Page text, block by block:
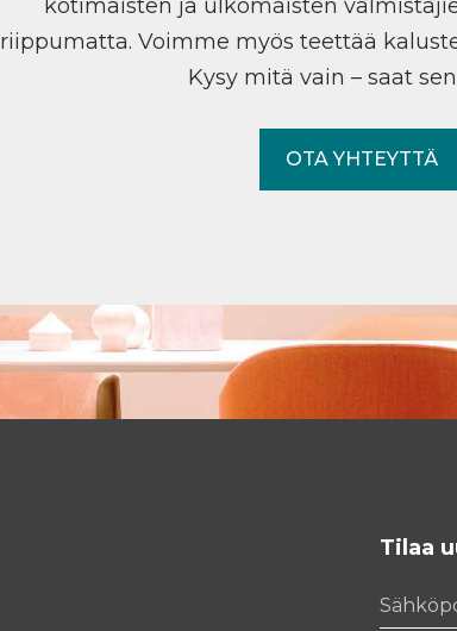
kotimaisten ja ulkomaisten
riippumatta. Voimme myös teettää
Kysy mitä vain – saat
OTA YHTEYTTÄ
Tilaa